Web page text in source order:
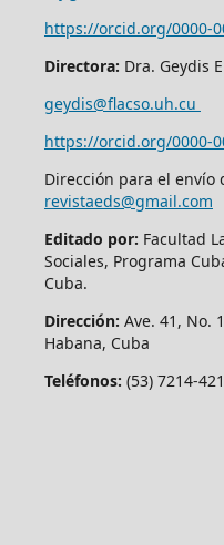
https://orcid.org/0000-
Directora: Dra. Geydis
geydis@flacso.uh.cu
https://orcid.org/0000-
Dirección para el envío
revistaeds@gmail.com
Editado por: Facultad
Sociales, Programa
Cuba.
Dirección: Ave. 41, No.
Habana, Cuba
Teléfonos: (53) 7214-